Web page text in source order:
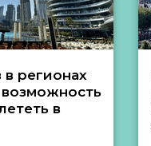
в регионах
в